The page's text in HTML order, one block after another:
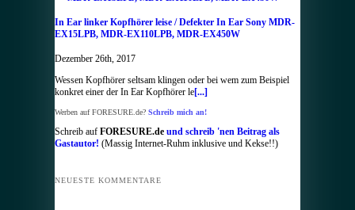
In Ear linker Kopfhörer leise / Defekter In Ear Sony MDR-
EX15LPB, MDR-EX110LPB, MDR-EX450W
Dezember 26th, 2017
Wessen Kopfhörer seltsam klingen oder bei wem zum Beispiel
konkret einer der In Ear Kopfhörer le[...]
Werben auf FORESURE.de? Schreib mich an!
Schreib auf FORESURE.de und schreib 'nen Beitrag als
Gastautor! (Massig Internet-Ruhm inklusive und Kekse!!)
NEUESTE KOMMENTARE